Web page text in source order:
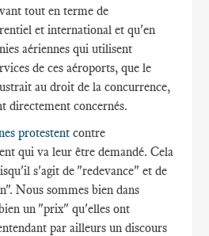
tout en terme de
et international et qu'en
aériennes qui utilisent
de ces aéroports, que le
au droit de la concurrence,
directement concernés.
protestent contre
qui va leur être demandé. Cela
s'agit de "redevance" et de
Nous sommes bien dans
un "prix" qu'elles ont
par ailleurs un discours